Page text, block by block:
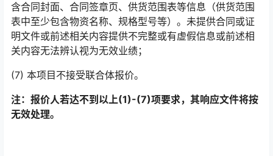
含合同封面、合同签章页、供货范围表等信息（供货范围
表中至少包含物资名称、规格型号等）。未提供合同或证
明文件或前述相关内容提供不完整或有虚假信息或前述相
关内容无法辨认视为无效业绩；
(7) 本项目不接受联合体报价。
注：报价人若达不到以上(1)-(7)项要求，其响应文件将按
无效处理。